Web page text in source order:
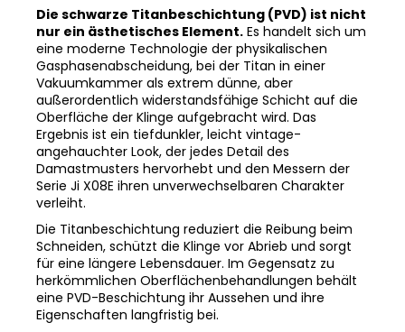
nur ein ästhetisches Element.Es handelt sich um
eine moderne Technologie der physikalischen
Gasphasenabscheidung, bei der Titan in einer
Vakuumkammer als extrem dünne, aber
außerordentlich widerstandsfähige Schicht auf die
Oberfläche der Klinge aufgebracht wird. Das
Ergebnis ist ein tiefdunkler, leicht vintage-
angehauchter Look, der jedes Detail des
Damastmusters hervorhebt und den Messern der
Serie Ji X08E ihren unverwechselbaren Charakter
verleiht.
Die Titanbeschichtung reduziert die Reibung beim
Schneiden, schützt die Klinge vor Abrieb und sorgt
für eine längere Lebensdauer. Im Gegensatz zu
herkömmlichen Oberflächenbehandlungen behält
eine PVD-Beschichtung ihr Aussehen und ihre
Eigenschaften langfristig bei.